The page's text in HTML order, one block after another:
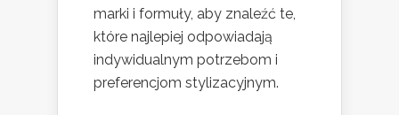
marki i formuły, aby znaleźć te,
które najlepiej odpowiadają
indywidualnym potrzebom i
preferencjom stylizacyjnym.